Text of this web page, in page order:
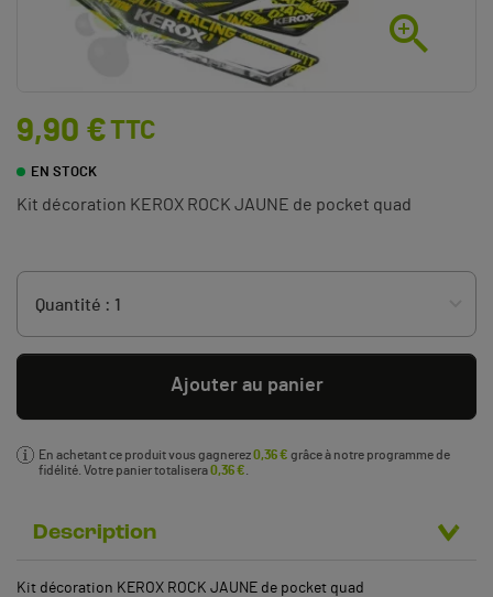

9,90 €TTC
EN STOCK
Kit décoration KEROX ROCK JAUNE de pocket quad
Ajouter au panier
En achetant ce produit vous gagnerez0,36 € grâce à notre programme de
fidélité. Votre panier totalisera0,36 €
Description
Kit décoration KEROX ROCK JAUNE de pocket quad